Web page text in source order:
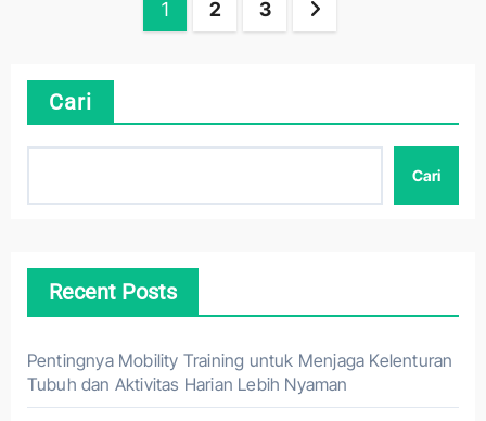
1 2 3
Cari
Cari
Recent Posts
Pentingnya Mobility Training untuk Menjaga Kelenturan
Tubuh dan Aktivitas Harian Lebih Nyaman